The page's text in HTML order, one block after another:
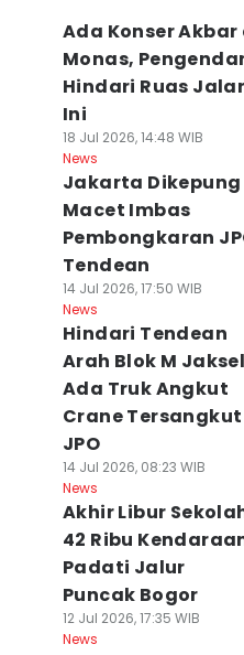
Ada Konser Akbar
Monas,
Hindari Ruas
Ini
18 Jul 2026, 14:48 WIB
News
Jakarta Dikepung
Macet Imbas
Pembongkaran
Tendean
14 Jul 2026, 17:50 WIB
News
Hindari Tendean
Arah Blok M
Ada Truk Angkut
Crane Tersangkut
JPO
14 Jul 2026, 08:23 WIB
News
Akhir Libur
42 Ribu
Padati Jalur
Puncak Bogor
12 Jul 2026, 17:35 WIB
News